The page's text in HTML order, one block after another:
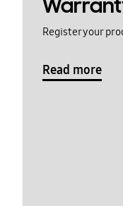
Register your
Read more